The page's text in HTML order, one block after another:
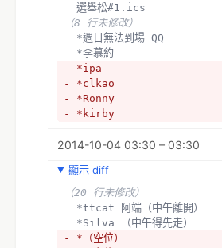
  選舉松#1.ics
（8 行未修改）
  *週日無法到場 QQ
  *李慕約
- *ipa
- *clkao
- *Ronny
- *kirby
- *Shelling Ford
- *ttcat 阿端（中午離開）
- *Silva （中午得先走）
- *雨蒼
- *賴律師
+ *ipa (提醒：場地更改囉，看
2014-10-04 03:30 – 03:30
顯示 diff
（20 行未修改）
  *ttcat 阿端（中午離開）
  *Silva （中午得先走）
- *（空位）